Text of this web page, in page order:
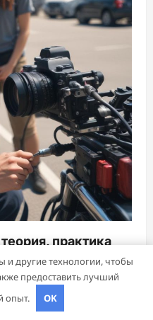
практика
к
и другие технологии, чтобы
предоставить лучший
опыт.
OK